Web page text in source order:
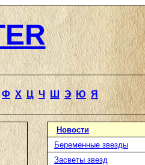
Ф Х Ц Ч Ш Э Ю Я
Новости
Беременные звезды
Засветы звезд